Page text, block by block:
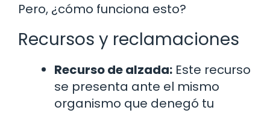
Pero, ¿cómo funciona esto?
Recursos y reclamaciones
Recurso de alzada: Este recurso
se presenta ante el mismo
organismo que denegó tu